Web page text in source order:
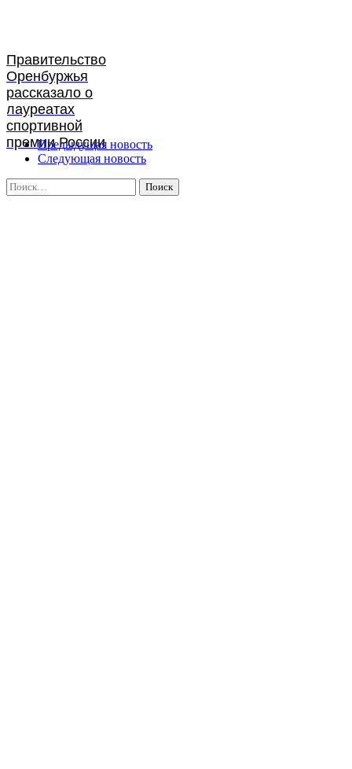
Правительство
Оренбуржья
рассказало о
лауреатах
спортивной
премии России
Предыдущая новость
Следующая новость
Найти: